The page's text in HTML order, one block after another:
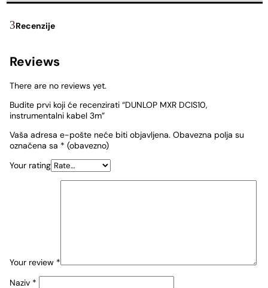
Recenzije
Reviews
There are no reviews yet.
Budite prvi koji će recenzirati “DUNLOP MXR DCIS10,
instrumentalni kabel 3m”
Vaša adresa e-pošte neće biti objavljena. Obavezna polja su
označena sa * (obavezno)
Your rating
Your review *
Naziv *